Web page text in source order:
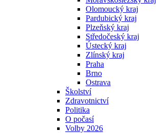
Olomoucký kraj
Pardubický kraj
Plzeňský kraj
Středočeský kraj
Ústecký kraj
Zlínský kraj
Praha
Brno
Ostrava
Školství
Zdravotnictví
Politika
O počasí
Volby 2026